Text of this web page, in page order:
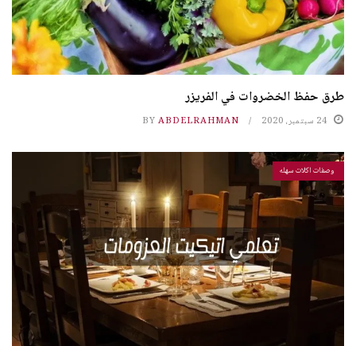
طرق حفظ الخضروات في الفريزر
24 سبتمبر، 2020 BY ABDELRAHMAN
وصفات اكلات سهله